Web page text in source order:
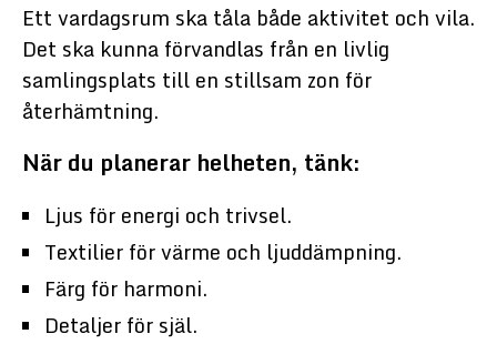
Ett vardagsrum ska tåla både aktivitet och vila.
Det ska kunna förvandlas från en livlig
samlingsplats till en stillsam zon för
återhämtning.
När du planerar helheten, tänk:
Ljus för energi och trivsel.
Textilier för värme och ljuddämpning.
Färg för harmoni.
Detaljer för själ.